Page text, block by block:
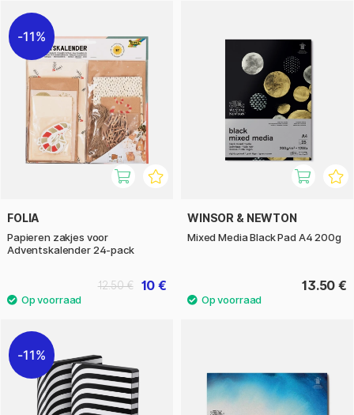
11%
FOLIA
Papieren zakjes voor
Adventskalender 24-pack
10 €
12.50 €
WINSOR & NEWTON
Mixed Media Black Pad A4 200g
13.50 €
11%